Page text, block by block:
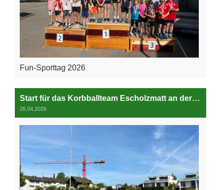
Fun-Sporttag 2026
Start für das Korbballteam Escholzmatt an der Berner Sommermeisterschaft
26.04.2026